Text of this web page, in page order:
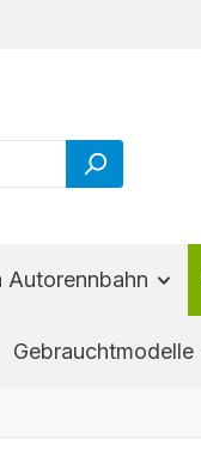
Autorennbahn
Gebrauchtmodelle